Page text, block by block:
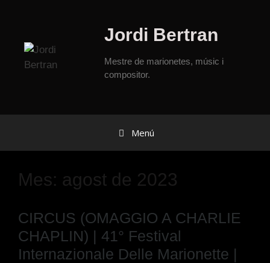
Jordi Bertran
Mestre de marionetes, músic i
compositor.
Menú
Mes: agost de 2023
CIRCUS (OMAGGIO A CHARLIE
CHAPLIN) | 41° Festival
Internazionale Delle Marionette |